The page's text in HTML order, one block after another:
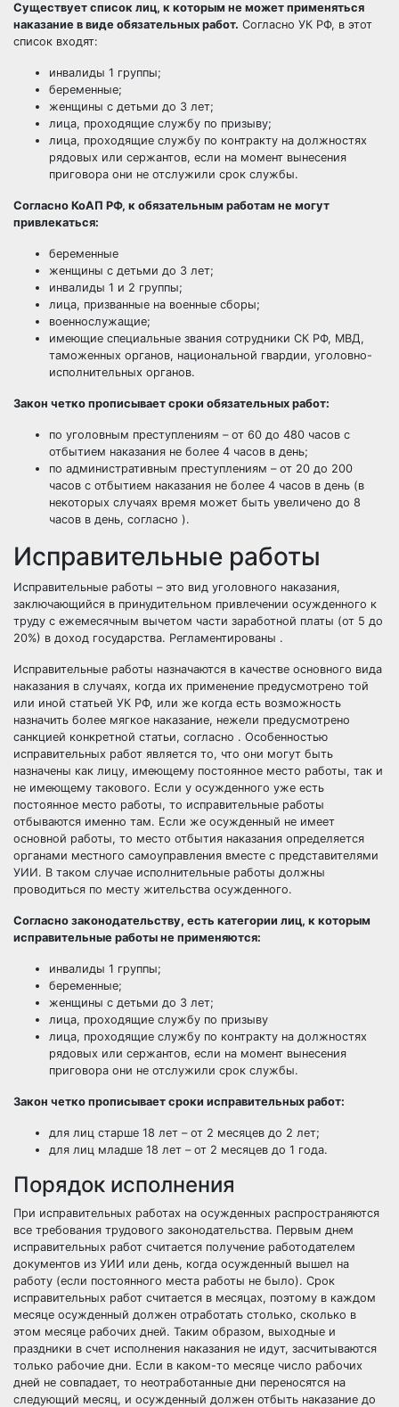
Существует список лиц, к которым не может применяться
наказание в виде обязательных работ. Согласно УК РФ, в этот
список входят:
инвалиды 1 группы;
беременные;
женщины с детьми до 3 лет;
лица, проходящие службу по призыву;
лица, проходящие службу по контракту на должностях
рядовых или сержантов, если на момент вынесения
приговора они не отслужили срок службы.
Согласно КоАП РФ, к обязательным работам не могут
привлекаться:
беременные
женщины с детьми до 3 лет;
инвалиды 1 и 2 группы;
лица, призванные на военные сборы;
военнослужащие;
имеющие специальные звания сотрудники СК РФ, МВД,
таможенных органов, национальной гвардии, уголовно-
исполнительных органов.
Закон четко прописывает сроки обязательных работ:
по уголовным преступлениям – от 60 до 480 часов с
отбытием наказания не более 4 часов в день;
по административным преступлениям – от 20 до 200
часов с отбытием наказания не более 4 часов в день (в
некоторых случаях время может быть увеличено до 8
часов в день, согласно ).
Исправительные работы
Исправительные работы – это вид уголовного наказания,
заключающийся в принудительном привлечении осужденного к
труду с ежемесячным вычетом части заработной платы (от 5 до
20%) в доход государства. Регламентированы .
Исправительные работы назначаются в качестве основного вида
наказания в случаях, когда их применение предусмотрено той
или иной статьей УК РФ, или же когда есть возможность
назначить более мягкое наказание, нежели предусмотрено
санкцией конкретной статьи, согласно . Особенностью
исправительных работ является то, что они могут быть
назначены как лицу, имеющему постоянное место работы, так и
не имеющему такового. Если у осужденного уже есть
постоянное место работы, то исправительные работы
отбываются именно там. Если же осужденный не имеет
основной работы, то место отбытия наказания определяется
органами местного самоуправления вместе с представителями
УИИ. В таком случае исполнительные работы должны
проводиться по месту жительства осужденного.
Согласно законодательству, есть категории лиц, к которым
исправительные работы не применяются:
инвалиды 1 группы;
беременные;
женщины с детьми до 3 лет;
лица, проходящие службу по призыву
лица, проходящие службу по контракту на должностях
рядовых или сержантов, если на момент вынесения
приговора они не отслужили срок службы.
Закон четко прописывает сроки исправительных работ:
для лиц старше 18 лет – от 2 месяцев до 2 лет;
для лиц младше 18 лет – от 2 месяцев до 1 года.
Порядок исполнения
При исправительных работах на осужденных распространяются
все требования трудового законодательства. Первым днем
исправительных работ считается получение работодателем
документов из УИИ или день, когда осужденный вышел на
работу (если постоянного места работы не было). Срок
исправительных работ считается в месяцах, поэтому в каждом
месяце осужденный должен отработать столько, сколько в
этом месяце рабочих дней. Таким образом, выходные и
праздники в счет исполнения наказания не идут, засчитываются
только рабочие дни. Если в каком-то месяце число рабочих
дней не совпадает, то неотработанные дни переносятся на
следующий месяц, и осужденный должен отбыть наказание до